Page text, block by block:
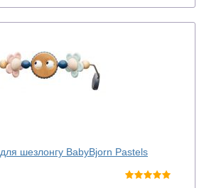
шезлонгу BabyBjorn Pastels